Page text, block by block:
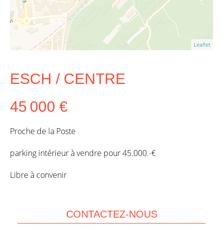
Leaflet
ESCH / CENTRE
45 000 €
Proche de la Poste
parking intérieur à vendre pour 45.000.-€
Libre à convenir
CONTACTEZ-NOUS